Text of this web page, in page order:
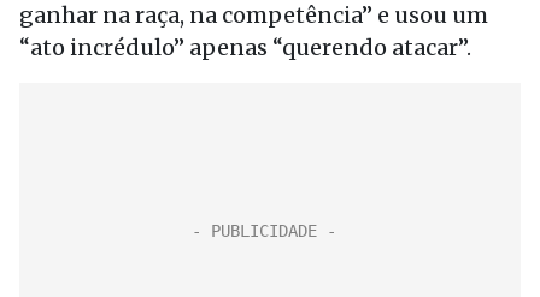
ganhar na raça, na competência” e usou um
“ato incrédulo” apenas “querendo atacar”.